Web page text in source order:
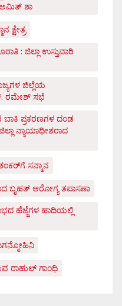
ಅಮಿತ್ ಶಾ
: ಜಿಲ್ಲಾ ಉಸ್ತುವಾರಿ
ಜಿಲ್ಲೆಯ
ರಮೇಶ್ ಸಭೆ
ಪ್ರಕರಣಗಳ ದಂಡ
ನ್ಯಾಯಾಧೀಶರಾದ
ಸನ್ಮಾನ
ಆರೋಗ್ಯ ತಪಾಸಣಾ
ಹೆಜ್ಜೆಗಳ ಹಾದಿಯಲ್ಲಿ
ರಾಹುಲ್ ಗಾಂಧಿ